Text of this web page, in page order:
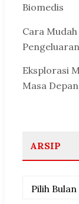
Biomedis
Cara
Pengeluaran
Eksplorasi
Masa
ARSIP
Arsip